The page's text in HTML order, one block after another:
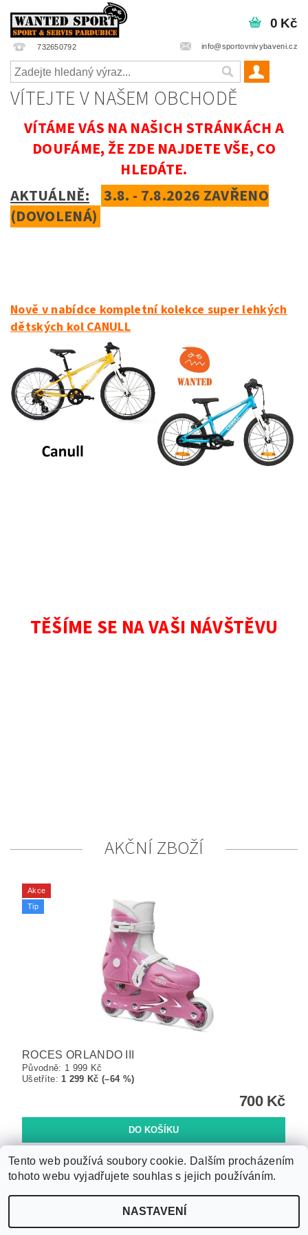
732650792 info@sportovnivybaveni.cz
0 Kč
VÍTEJTE V NAŠEM OBCHODĚ
VÍTÁME VÁS NA NAŠICH STRÁNKÁCH A
DOUFÁME, ŽE ZDE NAJDETE VŠE, CO
HLEDÁTE.
AKTUÁLNĚ:
3.8. - 7.8.2026 ZAVŘENO
(DOVOLENÁ)
Nově v nabídce kompletní kolekce super lehkých
dětských kol CANULL
TĚŠÍME SE NA VAŠI NÁVŠTĚVU
AKČNÍ ZBOŽÍ
Akce
Tip
ROCES ORLANDO III
Původně: 1 999 Kč
Ušetříte: 1 299 Kč (–64 %)
700 Kč
WANTED SPORT PARDUBICE , všechna práva vyhrazena
cookies
Tento web používá soubory cookie. Dalším procházením
tohoto webu vyjadřujete souhlas s jejich používáním.
NASTAVENÍ